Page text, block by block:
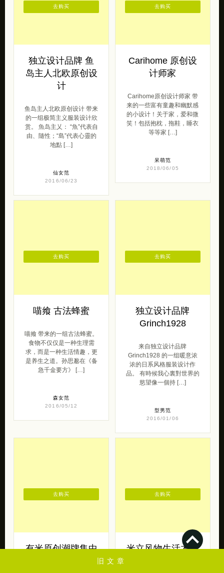
旧文章
独立设计品牌 鱼
岛主人北欧原创设
计
鱼岛主人北欧原创设计 带来
的一组极简主义服装设计欣
赏。 魚岛主乂： “魚”代表自
由、隨性；“島”代表心靈的
地點 […]
仙女范
2016/06/23
去购买
Carihome 原创设
计师家
Carihome原创设计师家 带
来的一些富有童趣和幽默感
的小设计！关于家，爱和微
笑！包括抱枕，拖鞋，睡衣
等等家 […]
呆萌范
2018/06/05
去购买
喵飨 古法蜂蜜
喵飨 带来的一组古法蜂蜜。
食物不仅仅是一种生理需
求，而是一种生活情趣，更
是养生之道。孙思邈在《备
急千金要方》 […]
森女范
2016/05/12
去购买
独立设计品牌
Grinch1928
来自独立设计品牌
Grinch1928 的一组暖意浓
浓的日系风格服装设计作
品。 有時候我心裏對世界的
慾望像一個持 […]
型男范
2016/01/06
去购买
有米原创潮牌集中
去购买
米立风物生活木器
去购买